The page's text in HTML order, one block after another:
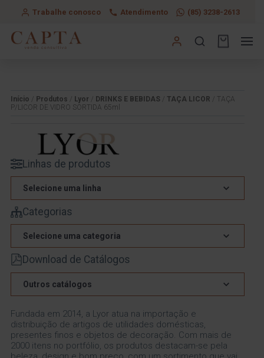
Trabalhe conosco Atendimento (85) 3238-2613
Início Produtos Lyor DRINKS E BEBIDAS TAÇA LICOR / TAÇA
P/LICOR DE VIDRO SORTIDA 65ml
Linhas de produtos
Selecione uma linha
Categorias
Selecione uma categoria
Download de Catálogos
Outros catálogos
Fundada em 2014, a Lyor atua na importação e
distribuição de artigos de utilidades domésticas,
presentes finos e objetos de decoração. Com mais de
2000 itens no portfólio, os produtos destacam-se pela